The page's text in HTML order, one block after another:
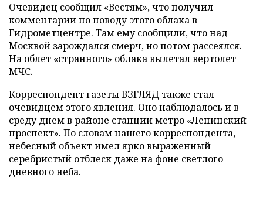
Очевидец сообщил «Вестям», что получил
комментарии по поводу этого облака в
Гидрометцентре. Там ему сообщили, что над
Москвой зарождался смерч, но потом рассеялся.
На облет «странного» облака вылетал вертолет
МЧС.
Корреспондент газеты ВЗГЛЯД также стал
очевидцем этого явления. Оно наблюдалось и в
среду днем в районе станции метро «Ленинский
проспект». По словам нашего корреспондента,
небесный объект имел ярко выраженный
серебристый отблеск даже на фоне светлого
дневного неба.